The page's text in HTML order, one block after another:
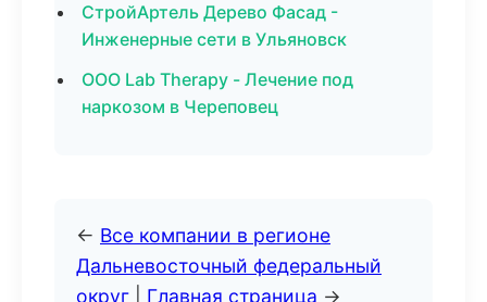
СтройАртель Дерево Фасад -
Инженерные сети в Ульяновск
ООО Lab Therapy - Лечение под
наркозом в Череповец
← Все компании в регионе
Дальневосточный федеральный
округ
Главная страница →